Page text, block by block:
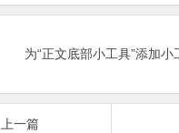
为“正文底部小工具”添加小
上一篇